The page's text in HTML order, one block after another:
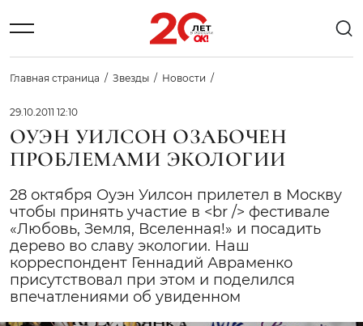
Главная страница Звезды Новости
29.10.2011 12:10
ОУЭН УИЛСОН ОЗАБОЧЕН
ПРОБЛЕМАМИ ЭКОЛОГИИ
28 октября Оуэн Уилсон прилетел в Москву
чтобы принять участие в <br /> фестивале
«Любовь, Земля, Вселенная!» и посадить
дерево во славу экологии. Наш
корреспондент Геннадий Авраменко
присутствовал при этом и поделился
впечатлениями об увиденном